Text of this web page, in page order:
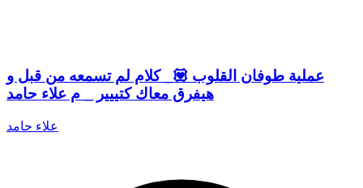
عملية طوفان القلوب 💟_ كلام لم تسمعه من قبل و
هيفرق معاك كتييير _ م علاء حامد
علاء حامد